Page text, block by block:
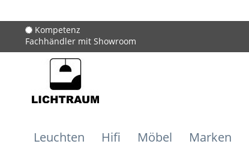
Kompetenz
Fachhändler mit Showroom
Leuchten Hifi Möbel Marken